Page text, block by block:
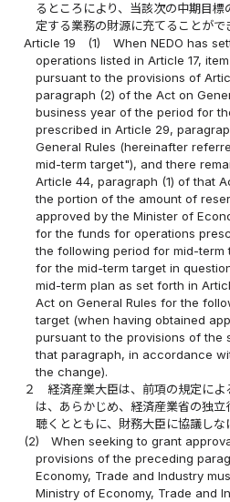
るところにより、当該次の中期目
定する業務の財源に充てることがで
Article 19
(1)
When NEDO has
operations listed in Article 17,
pursuant to the provisions of
paragraph (2) of the Act on
business year of the period for
prescribed in Article 29,
General Rules (hereinafter
mid-term target"), and there
Article 44, paragraph (1) of that
the portion of the amount of
approved by the Minister of
for the funds for operations
the following period for mid-
for the mid-term target in
mid-term plan as set forth in
Act on General Rules for the
target (when having obtained
pursuant to the provisions of the
that paragraph, in accordance
the change).
２
経済産業大臣は、前項の規定に
は、あらかじめ、経済産業省の独
聴くとともに、財務大臣に協議しな
(2)
When seeking to grant
provisions of the preceding
Economy, Trade and Industry
Ministry of Economy, Trade and